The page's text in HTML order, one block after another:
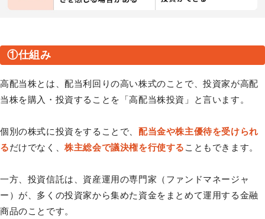
①仕組み
高配当株とは、配当利回りの高い株式のことで、投資家が高配
当株を購入・投資することを「高配当株投資」と言います。
個別の株式に投資をすることで、 配当金や株主優待を受けられ
るだけでなく、株主総会で議決権を行使する こともできます。
一方、投資信託は、資産運用の専門家（ファンドマネージャ
ー）が、多くの投資家から集めた資金をまとめて運用する金融
商品のことです。